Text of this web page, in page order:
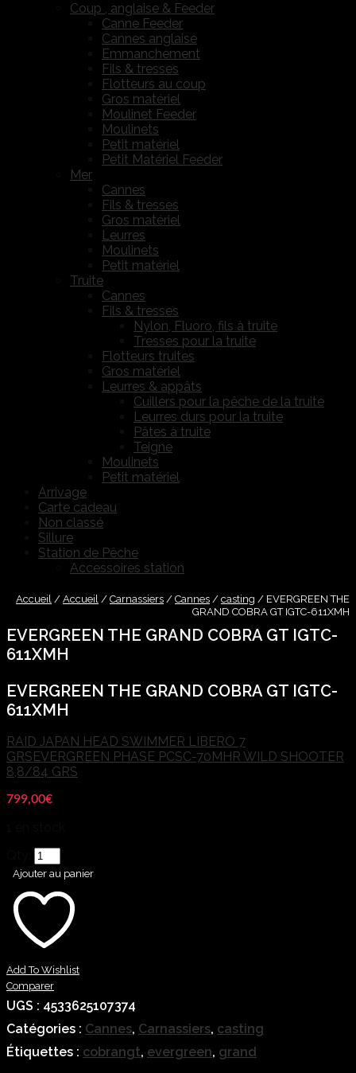
Coup , anglaise & Feeder
Canne Feeder
Cannes anglaise
Emmanchement
Fils & tresses
Flotteurs au coup
Gros matériel
Moulinet Feeder
Moulinets
Petit matériel
Petit Matériel Feeder
Mer
Cannes
Fils & tresses
Gros matériel
Leurres
Moulinets
Petit matériel
Truite
Cannes
Fils & tresses
Nylon, Fluoro, fils à truite
Tresses pour la truite
Flotteurs truites
Gros matériel
Leurres & appâts
Cuillers pour la pêche de la truite
Leurres durs pour la truite
Pâtes à truite
Teigne
Moulinets
Petit matériel
Arrivage
Carte cadeau
Non classé
Sillure
Station de Pêche
Accessoires station
Accueil / Accueil / Carnassiers / Cannes / casting / EVERGREEN THE
GRAND COBRA GT IGTC-611XMH
EVERGREEN THE GRAND COBRA GT IGTC-
611XMH
EVERGREEN THE GRAND COBRA GT IGTC-
611XMH
RAID JAPAN HEAD SWIMMER LIBERO 7
GRSEVERGREEN PHASE PCSC-70MHR WILD SHOOTER
8,8/84 GRS
799,00€
Ajouter au panier
Add To Wishlist
Comparer
UGS : 4533625107374
Catégories : Cannes, Carnassiers, casting
Étiquettes : cobrangt, evergreen, grand